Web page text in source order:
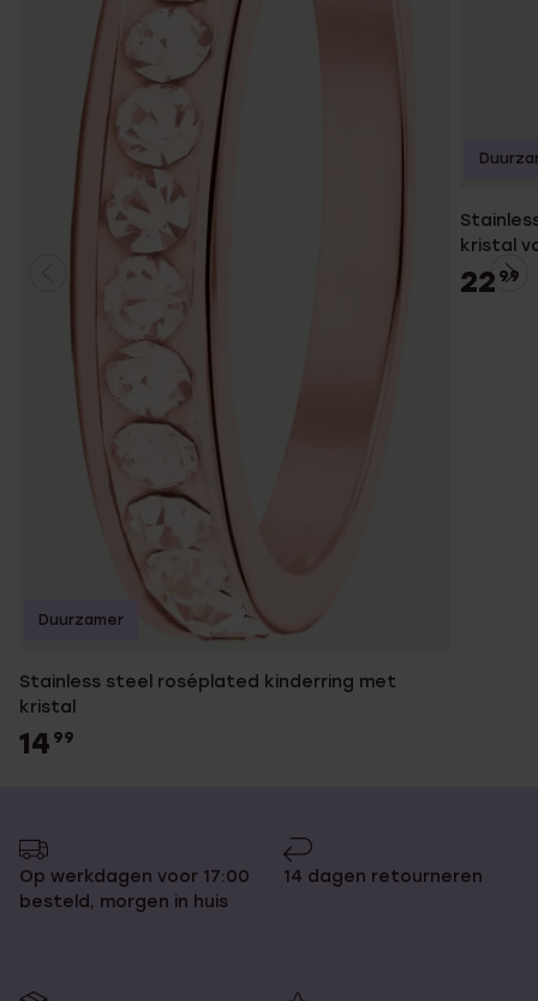
Stainless steel roséplated kinderring met
kristal
14 99
Duurzamer
kristal
22 99
Op werkdagen voor 17:00
besteld, morgen in huis
14 dagen retourneren